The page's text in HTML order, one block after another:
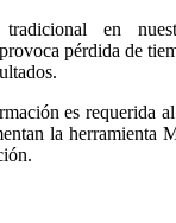
en
pérdida de
es requerida
la herramienta